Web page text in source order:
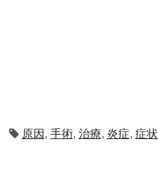
原因 , 手術, 治療, 炎症, 症状